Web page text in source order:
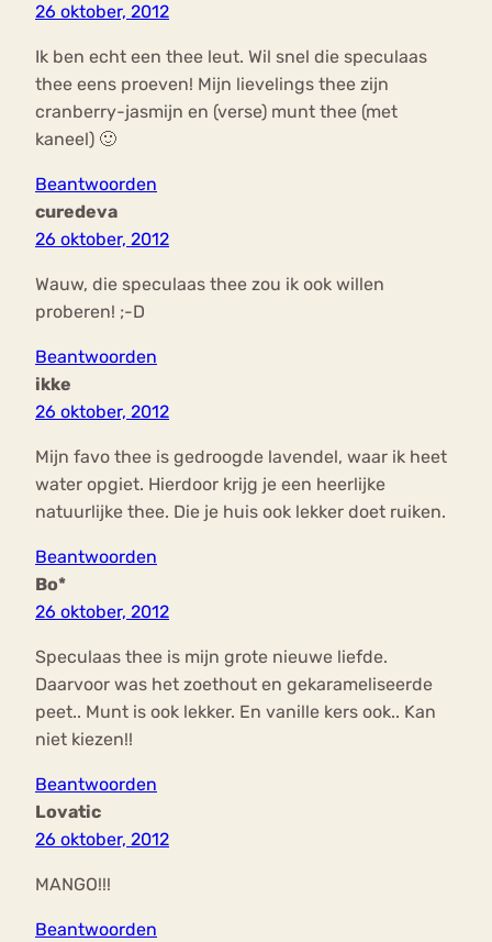
26 oktober, 2012
Ik ben echt een thee leut. Wil snel die speculaas
thee eens proeven! Mijn lievelings thee zijn
cranberry-jasmijn en (verse) munt thee (met
kaneel) 🙂
Beantwoorden
curedeva
26 oktober, 2012
Wauw, die speculaas thee zou ik ook willen
proberen! ;-D
Beantwoorden
ikke
26 oktober, 2012
Mijn favo thee is gedroogde lavendel, waar ik heet
water opgiet. Hierdoor krijg je een heerlijke
natuurlijke thee. Die je huis ook lekker doet ruiken.
Beantwoorden
Bo*
26 oktober, 2012
Speculaas thee is mijn grote nieuwe liefde.
Daarvoor was het zoethout en gekarameliseerde
peet.. Munt is ook lekker. En vanille kers ook.. Kan
niet kiezen!!
Beantwoorden
Lovatic
26 oktober, 2012
MANGO!!!
Beantwoorden